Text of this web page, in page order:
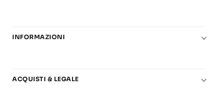
Chitarra
Basi play-along
INFORMAZIONI
Carta del Docente
ACQUISTI & LEGALE